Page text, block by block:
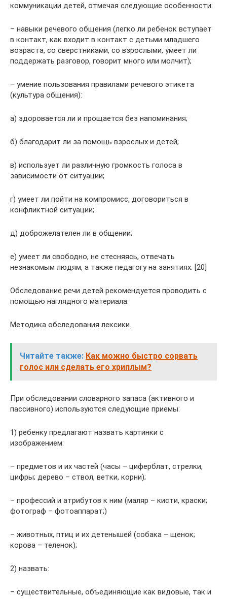
коммуникации детей, отмечая следующие особенности:
– навыки речевого общения (легко ли ребенок вступает
в контакт, как входит в контакт с детьми младшего
возраста, со сверстниками, со взрослыми, умеет ли
поддержать разговор, говорит много или молчит);
– умение пользования правилами речевого этикета
(культура общения):
а) здоровается ли и прощается без напоминания;
б) благодарит ли за помощь взрослых и детей;
в) использует ли различную громкость голоса в
зависимости от ситуации;
г) умеет ли пойти на компромисс, договориться в
конфликтной ситуации;
д) доброжелателен ли в общении;
е) умеет ли свободно, не стесняясь, отвечать
незнакомым людям, а также педагогу на занятиях. [20]
Обследование речи детей рекомендуется проводить с
помощью наглядного материала.
Методика обследования лексики.
Читайте также: Как можно быстро сорвать
голос или сделать его хриплым?
При обследовании словарного запаса (активного и
пассивного) используются следующие приемы:
1) ребенку предлагают назвать картинки с
изображением:
– предметов и их частей (часы – циферблат, стрелки,
цифры; дерево – ствол, ветки, корни);
– профессий и атрибутов к ним (маляр – кисти, краски;
фотограф – фотоаппарат;)
– животных, птиц и их детенышей (собака – щенок;
корова – теленок);
2) назвать:
– существительные, объединяющие как видовые, так и